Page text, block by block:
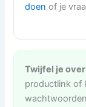
doen of je
Twijfel je
productlink of